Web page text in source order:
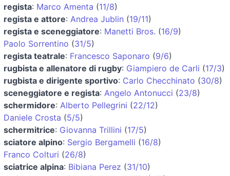
regista: Marco Amenta (11/8)
regista e attore: Andrea Jublin (19/11)
regista e sceneggiatore: Manetti Bros. (16/9)
Paolo Sorrentino (31/5)
regista teatrale: Francesco Saponaro (9/6)
rugbista e allenatore di rugby: Giampiero de Carli (17/3)
rugbista e dirigente sportivo: Carlo Checchinato (30/8)
sceneggiatore e regista: Angelo Antonucci (23/8)
schermidore: Alberto Pellegrini (22/12)
Daniele Crosta (5/5)
schermitrice: Giovanna Trillini (17/5)
sciatore alpino: Sergio Bergamelli (16/8)
Franco Colturi (26/8)
sciatrice alpina: Bibiana Perez (31/10)